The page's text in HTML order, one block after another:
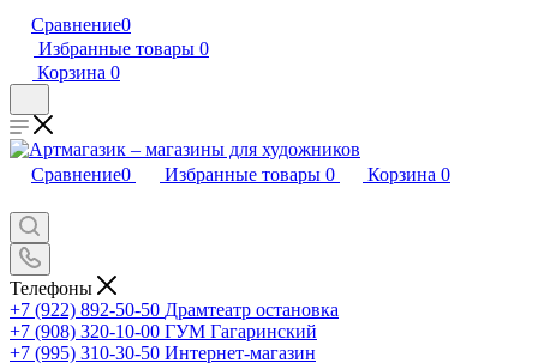
Сравнение0
Избранные товары 0
Корзина 0
Сравнение0 Избранные товары 0 Корзина 0
Телефоны
+7 (922) 892-50-50 Драмтеатр остановка
+7 (908) 320-10-00 ГУМ Гагаринский
+7 (995) 310-30-50 Интернет-магазин